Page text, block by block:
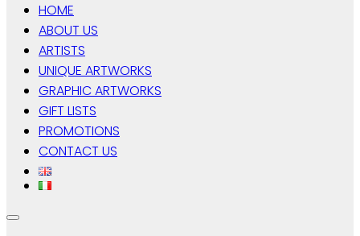
HOME
ABOUT US
ARTISTS
UNIQUE ARTWORKS
GRAPHIC ARTWORKS
GIFT LISTS
PROMOTIONS
CONTACT US